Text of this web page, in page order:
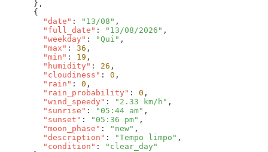
        "date"
: "13/08"
        "full_date"
: "13/08/2026"
        "weekday"
: "Qui"
        "max"
: 36
        "min"
: 19
        "humidity"
: 26
        "cloudiness"
: 0
        "rain"
: 0
        "rain_probability"
: 0
        "wind_speedy"
: "2.33 km/h"
        "sunrise"
: "05:44 am"
        "sunset"
: "05:36 pm"
        "moon_phase"
: "new"
        "description"
: "Tempo limpo"
        "condition"
: